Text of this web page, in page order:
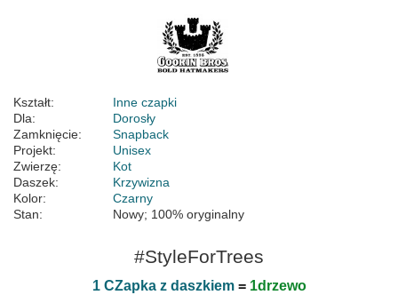
Kształt:
Inne czapki
Dla:
Dorosły
Zamknięcie:
Snapback
Projekt:
Unisex
Zwierzę:
Kot
Daszek:
Krzywizna
Kolor:
Czarny
Stan:
Nowy; 100% oryginalny
#StyleForTrees
1 CZapka z daszkiem= 1drzewo